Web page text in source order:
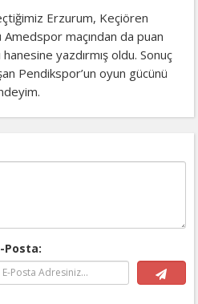
Erzurum, Keçiören
maçından da puan
yazdırmış oldu. Sonuç
Pendikspor’un oyun gücünü
Posta: